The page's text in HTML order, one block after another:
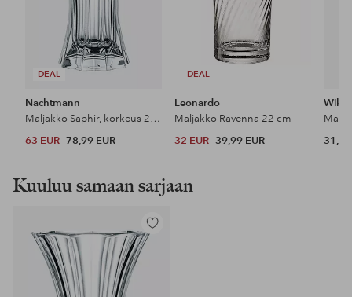
DEAL
Nachtmann
Maljakko Saphir, korkeus 27 cm
63 EUR 78,99 EUR
DEAL
Leonardo
Maljakko Ravenna 22 cm
32 EUR 39,99 EUR
31,99
Kuuluu samaan sarjaan
Lisää
suosikkeihin